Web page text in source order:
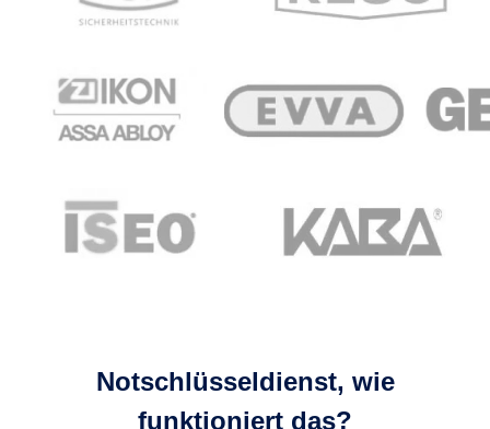
Notschlüsseldienst, wie
funktioniert das?